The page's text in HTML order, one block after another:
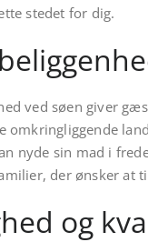
stedet for dig.
ved søen giver
omkringliggende
nyde sin mad i
der ønsker at
og